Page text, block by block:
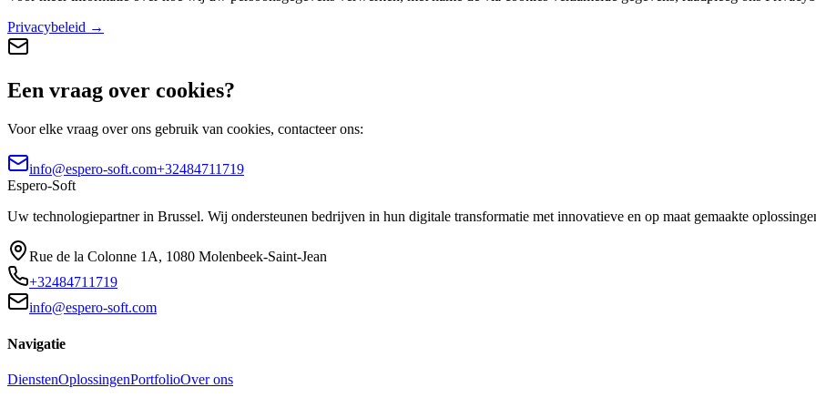
Privacybeleid →
Een vraag over cookies?
Voor elke vraag over ons gebruik van cookies, contacteer ons:
info@espero-soft.com+32484711719
Espero-Soft
Uw technologiepartner in Brussel. Wij ondersteunen bedrijven in hun digitale transformatie met innovatieve en op maat gemaakte
Rue de la Colonne 1A, 1080 Molenbeek-Saint-Jean
+32484711719
info@espero-soft.com
Navigatie
DienstenOplossingenPortfolioOver ons